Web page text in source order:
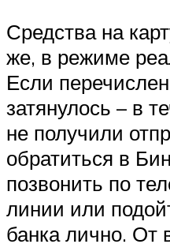
Средства на
же, в режиме
Если
затянулось – в
не получили
обратиться в
позвонить по
линии или
банка лично. От